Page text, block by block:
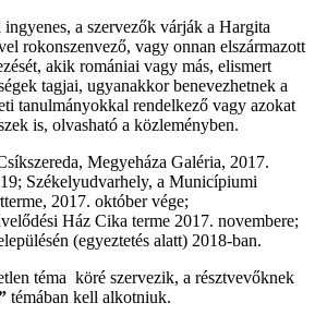
a szervezők várják a Hargita
rokonszenvező, vagy onnan elszármazott
akik romániai vagy más, elismert
tagjai, ugyanakkor benevezhetnek a
tanulmányokkal rendelkező vagy azokat
is, olvasható a közleményben.
Megyeháza Galéria, 2017.
Székelyudvarhely, a Municípiumi
2017. október vége;
Ház Cika terme 2017. novembere;
(egyeztetés alatt) 2018-ban.
téma köré szervezik, a résztvevőknek
témában kell alkotniuk.